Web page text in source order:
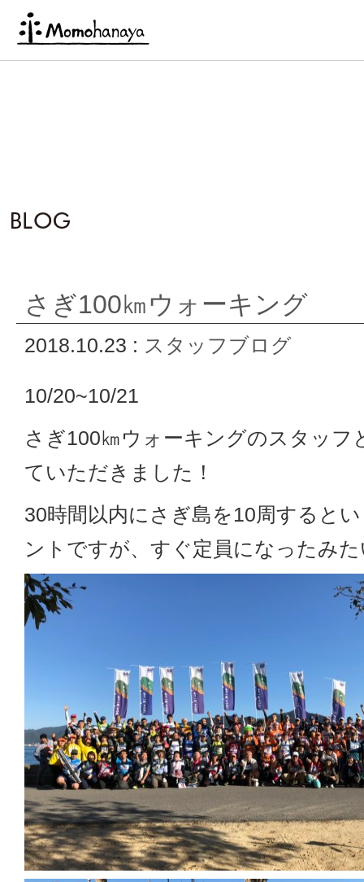
さぎ100㎞ウォーキング
2018.10.23 : スタッフブログ
10/20~10/21
さぎ100㎞ウォーキングのスタッフ
ていただきました！
30時間以内にさぎ島を10周すると
ントですが、すぐ定員になったみ